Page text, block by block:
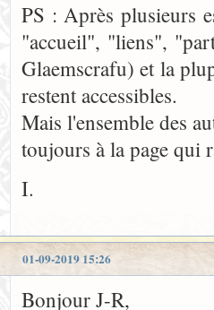
PS : Après plusieurs
"accueil", "liens",
Glaemscrafu) et la
restent accessibles.
Mais l'ensemble des
toujours à la page qui
I.
01-09-2019 15:26
Bonjour J-R,